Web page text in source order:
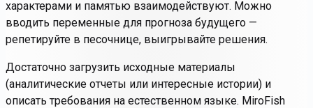
характерами и памятью взаимодействуют. Можно
вводить переменные для прогноза будущего —
репетируйте в песочнице, выигрывайте решения.
Достаточно загрузить исходные материалы
(аналитические отчеты или интересные истории) и
описать требования на естественном языке. MiroFish